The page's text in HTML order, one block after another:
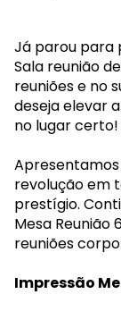
Já parou para
Sala reunião
reuniões e no
deseja elevar
no lugar certo!
Apresentamos
revolução em
prestígio.
Mesa Reunião
reuniões
Impressão